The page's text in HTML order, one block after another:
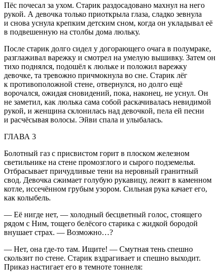
Пёс почесал за ухом. Старик раздосадовано махнул на него
рукой. А девочка только приоткрыла глаза, сладко зевнула
и снова уснула крепким детским сном, когда он укладывал её
в подвешенную на столбы дома люльку.
После старик долго сидел у догорающего очага в полумраке,
разглаживал варежку и смотрел на умелую вышивку. Затем он
тихо поднялся, подошёл к люльке и положил варежку
девочке, та тревожно причмокнула во сне. Старик лёг
к противоположной стене, отвернулся, но долго ещё
ворочался, ожидая сновидений, пока, наконец, не уснул. Он
не заметил, как люлька сама собой раскачивалась невидимой
рукой, и женщина склонилась над девочкой, пела ей песни
и расчёсывая волосы. Эйви спала и улыбалась.
ГЛАВА 3
Болотный газ с присвистом горит в плоском железном
светильнике на стене промозглого и сырого подземелья.
Отбрасывает причудливые тени на неровный гранитный
свод. Девочка сжимает голубую рукавицу, лежит в каменном
котле, иссечённом грубым узором. Сильная рука качает его,
как колыбель.
— Её нигде нет, — холодный бесцветный голос, стоящего
рядом с Ним, тощего белёсого старика с жидкой бородой
внушает страх. — Возможно…?
— Нет, она где-то там. Ищите! — Смутная тень спешно
скользит по стене. Старик вздрагивает и спешно выходит.
Приказ настигает его в темноте тоннеля: